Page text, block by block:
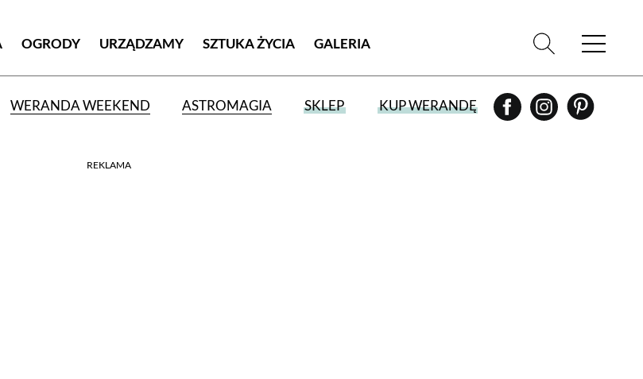
OGRODY URZĄDZAMY SZTUKA ŻYCIA GALERIA
WERANDA WEEKEND ASTROMAGIA SKLEP KUP WERANDĘ
REKLAMA